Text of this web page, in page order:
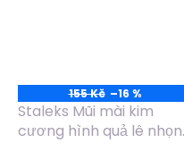
155 Kč –16 %
Staleks Mũi mài kim
cương hình quả lê nhọn